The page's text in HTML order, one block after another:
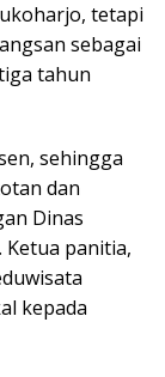
tetapi
sebagai
tahun
sehingga
dan
Dinas
Ketua panitia,
kepada